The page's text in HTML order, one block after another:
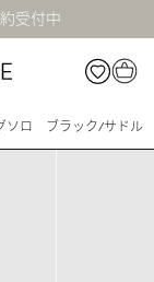
受付中
ソロ ブラック/サドル